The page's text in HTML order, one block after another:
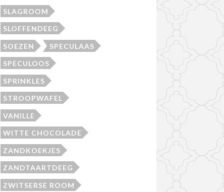
SLAGROOM
SLOFFENDEEG
SOEZEN SPECULAAS
SPECULOOS
SPRINKLES
STROOPWAFEL
VANILLE
WITTE CHOCOLADE
ZANDKOEKJES
ZANDTAARTDEEG
ZWITSERSE ROOM